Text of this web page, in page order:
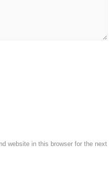
website in this browser for the next